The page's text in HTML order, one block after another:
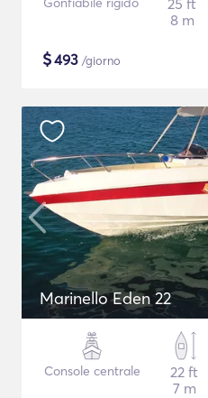
25 ft
8 m
$493 /giorno
Marinello Eden 22
Console centrale
22 ft
7 m